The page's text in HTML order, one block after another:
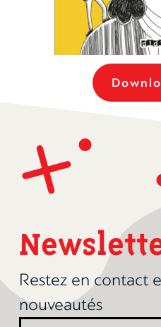
Restez en contact
nouveautés